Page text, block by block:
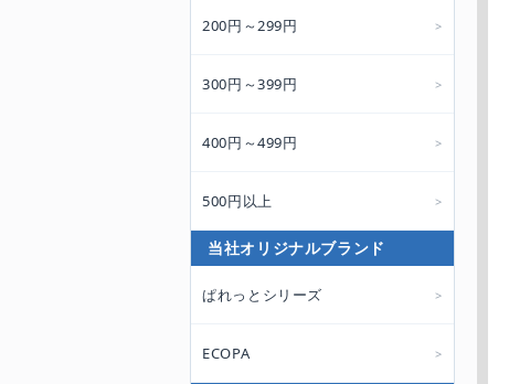
200円～299円
300円～399円
400円～499円
500円以上
当社オリジナルブランド
ぱれっとシリーズ
ECOPA